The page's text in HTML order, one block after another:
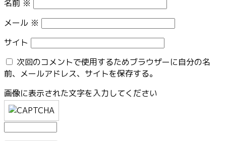
名前 ※
メール ※
サイト
次回のコメントで使用するためブラウザーに自分の名
前、メールアドレス、サイトを保存する。
画像に表示された文字を入力してください